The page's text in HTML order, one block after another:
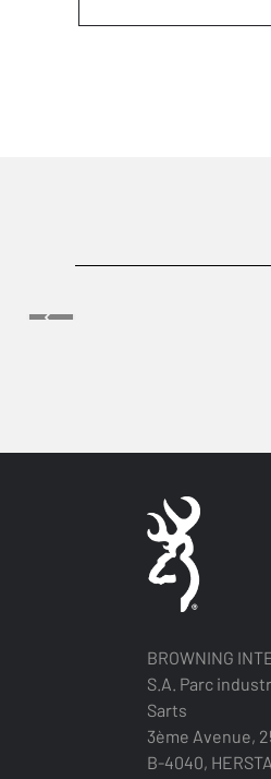
BROWNING
S.A. Parc
Sarts
3ème Avenue,
B-4040,